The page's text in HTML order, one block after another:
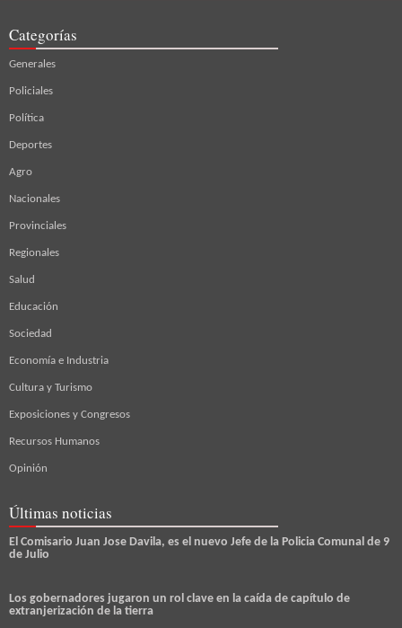
Categorías
Generales
Policiales
Política
Deportes
Agro
Nacionales
Provinciales
Regionales
Salud
Educación
Sociedad
Economía e Industria
Cultura y Turismo
Exposiciones y Congresos
Recursos Humanos
Opinión
Últimas noticias
El Comisario Juan Jose Davila, es el nuevo Jefe de la Policia Comunal de 9
de Julio
Los gobernadores jugaron un rol clave en la caída de capítulo de
extranjerización de la tierra